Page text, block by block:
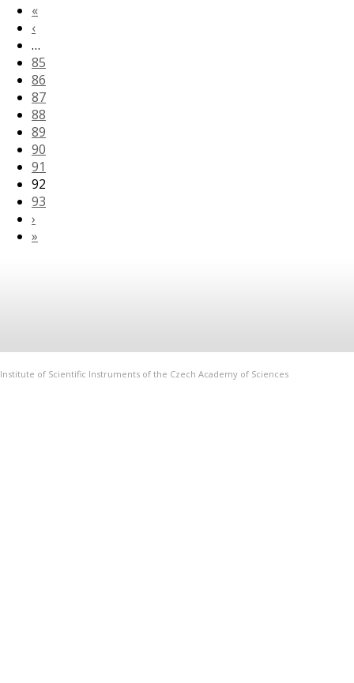
«
‹
…
85
86
87
88
89
90
91
92
93
›
»
Institute of Scientific Instruments of the Czech Academy of Sciences